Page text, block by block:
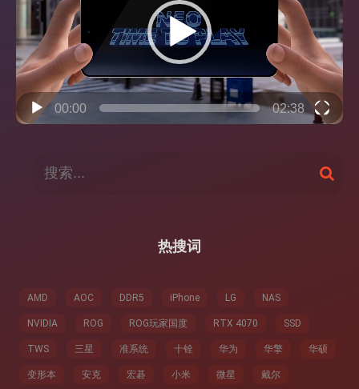
放
器
00:00 02:38
搜
索
热搜词
AMD AOC DDR5 iPhone LG NAS
NVIDIA ROG ROG玩家国度 RTX 4070 SSD
TWS 三星 准系统 十铨 华为 华擎 华硕
变形本 安克 宏碁 小米 微星 戴尔